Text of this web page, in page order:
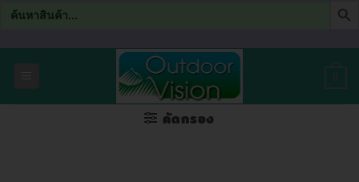
Search
for:
คัดกรอง